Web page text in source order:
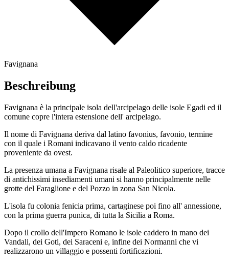
Favignana
Beschreibung
Favignana è la principale isola dell'arcipelago delle isole Egadi ed il
comune copre l'intera estensione dell' arcipelago.
Il nome di Favignana deriva dal latino favonius, favonio, termine
con il quale i Romani indicavano il vento caldo ricadente
proveniente da ovest.
La presenza umana a Favignana risale al Paleolitico superiore, tracce
di antichissimi insediamenti umani si hanno principalmente nelle
grotte del Faraglione e del Pozzo in zona San Nicola.
L'isola fu colonia fenicia prima, cartaginese poi fino all' annessione,
con la prima guerra punica, di tutta la Sicilia a Roma.
Dopo il crollo dell'Impero Romano le isole caddero in mano dei
Vandali, dei Goti, dei Saraceni e, infine dei Normanni che vi
realizzarono un villaggio e possenti fortificazioni.